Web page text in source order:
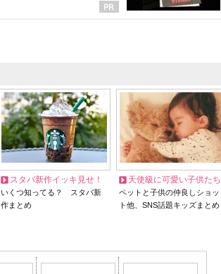
スタバ新作イッキ見せ！
いくつ知ってる？ スタバ新
作まとめ
天使級に可愛い子供たち
ペットと子供の仲良しショッ
ト他、SNS話題キッズまとめ